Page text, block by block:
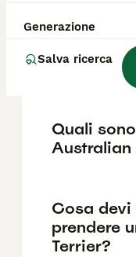
Generazione
Salva ricerca
Qual è il
Australian
Quali
Australian
Cosa devi
prendere
Terrier?